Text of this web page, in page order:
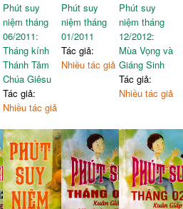
Phút suy
niệm tháng
06/2011:
Tháng kính
Thánh Tâm
Chúa Giêsu
Tác giả:
Nhiều tác giả
Phút suy
niệm tháng
01/2011
Tác giả:
Nhiều tác giả
Phút suy
niệm tháng
12/2012:
Mùa Vọng và
Giáng Sinh
Tác giả:
Nhiều tác giả